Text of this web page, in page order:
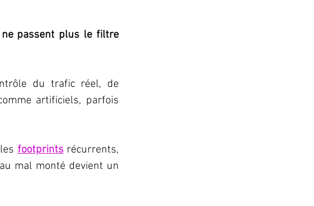
ne passent plus le filtre
du trafic réel, de
artificiels, parfois
footprints récurrents,
mal monté devient un